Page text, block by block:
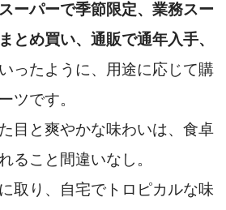
スーパーで季節限定、業務スー
とめ買い、通販で通年入手、
ったように、用途に応じて購
ツです。
目と爽やかな味わいは、食卓
ること間違いなし。
取り、自宅でトロピカルな味